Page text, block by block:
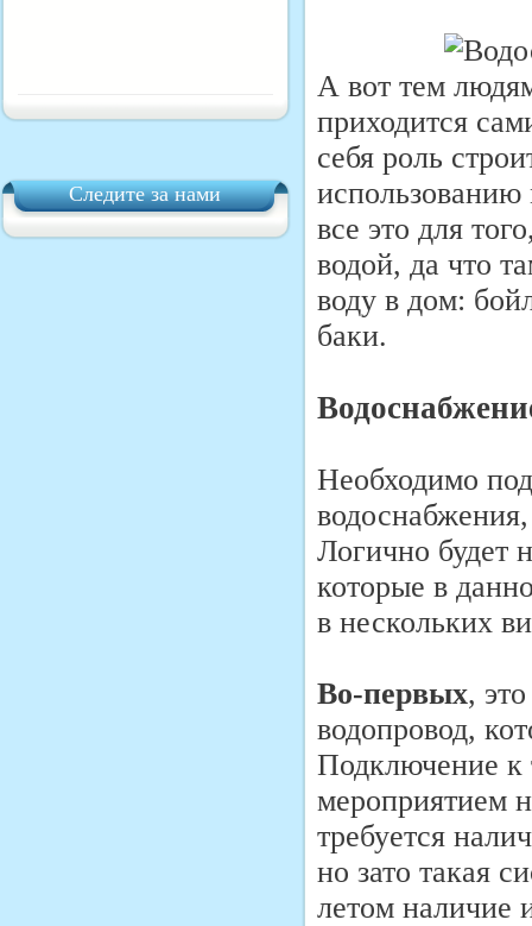
Следите за нами
А вот тем
приходится
себя роль
все это для
водой, да что
воду в дом:
баки.
Необходимо
Логично будет
которые в
в нескольких
Во-первых,
водопровод,
Подключение к
мероприятием
требуется
но зато такая
летом наличие